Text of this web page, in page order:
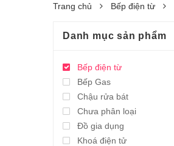
Trang chủ Bếp điện từ
Danh mục sản phẩm
Bếp điện từ
Bếp Gas
Chậu rửa bát
Chưa phân loại
Đồ gia dụng
Khoá điện tử